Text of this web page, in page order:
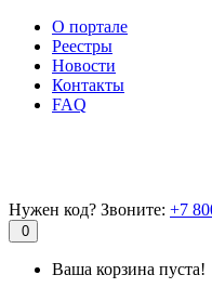
О портале
Реестры
Новости
Контакты
FAQ
Нужен код? Звоните: +7
0
Ваша корзина пуста!